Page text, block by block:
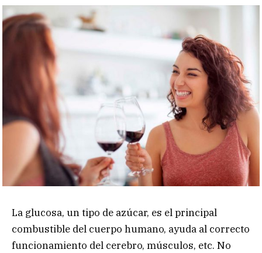
La glucosa, un tipo de azúcar, es el principal
combustible del cuerpo humano, ayuda al correcto
funcionamiento del cerebro, músculos, etc. No